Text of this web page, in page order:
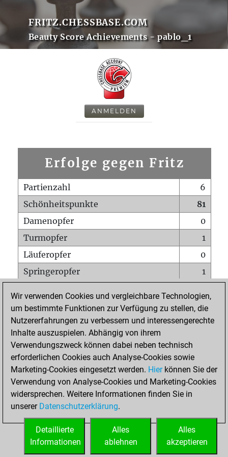
FRITZ.CHESSBASE.COM
Beauty Score Achievements - pablo_1
ANMELDEN
Erfolge gegen Fritz
Partienzahl
6
Schönheitspunkte
81
Damenopfer
0
Turmopfer
1
Läuferopfer
0
Springeropfer
1
Matt auf vollem Brett
0
Bauer setzt Matt
0
Erstickte Matts
Unterverwandlungen
Türme auf der siebten
0
STARTSEITE
Wir verwenden Cookies und vergleichbare Technologien,
um bestimmte Funktionen zur Verfügung zu stellen, die
Nutzererfahrungen zu verbessern und interessengerechte
Inhalte auszuspielen. Abhängig von ihrem
Verwendungszweck können dabei neben technisch
erforderlichen Cookies auch Analyse-Cookies sowie
Marketing-Cookies eingesetzt werden. Hierkönnen Sie der
Verwendung von Analyse-Cookies und Marketing-Cookies
widersprechen. Weitere Informationen finden Sie in
unserer Datenschutzerklärung.
Alles
akzeptieren
Alles
ablehnen
Detaillierte
Informationen